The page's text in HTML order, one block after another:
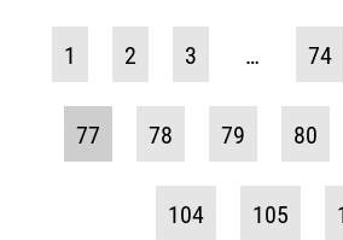
1 2 3 … 74
77 78 79 80
104 105